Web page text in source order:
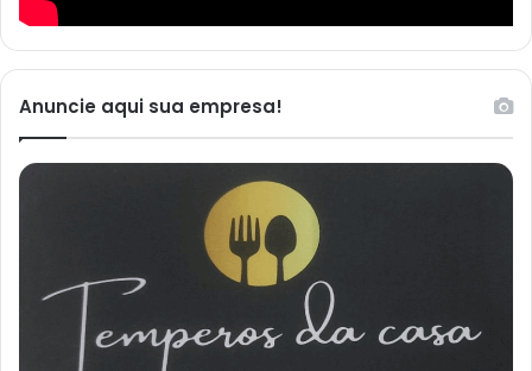
Anuncie aqui sua empresa!